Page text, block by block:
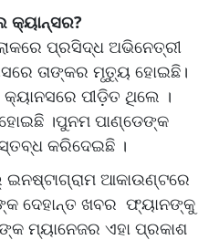
କ୍ୟାନ୍ସର?
ପ୍ରସିଦ୍ଧ ଅଭିନେତ୍ରୀ
ତାଙ୍କର ମୃତ୍ୟୁ ହୋଇଛି।
ପୀଡ଼ିତ ଥିଲେ ।
।ପୁନମ ପାଣ୍ଡେଙ୍କ
କରିଦେଇଛି ।
ଆକାଉଣ୍ଟରେ
ଦେହାନ୍ତ ଖବର ଫ୍ୟାନଙ୍କୁ
ମ୍ୟାନେଜର ଏହା ପ୍ରକାଶ